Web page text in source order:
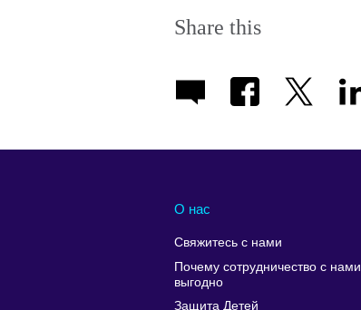
Share this
О нас
Свяжитесь с нами
Почему сотрудничество с нами
выгодно
Защита Детей